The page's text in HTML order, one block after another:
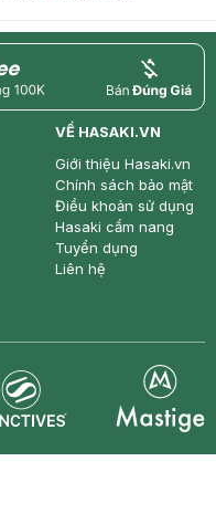
price
VỀ HASAKI.VN
Giới thiệu Hasaki.vn
Chính sách bảo mật
Điều khoản sử dụng
Hasaki cẩm nang
Tuyển dụng
Liên hệ